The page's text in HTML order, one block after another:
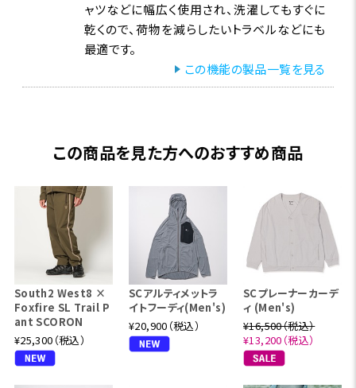
ャツなどに幅広く使用され、洗濯してもすぐに
乾くので、荷物を減らしたいトラベルなどにも
最適です。
この機能の製品一覧を見る
この商品を見た方へのおすすめ商品
South2 West8 ×
Foxfire SL Trail P
ant SCORON
¥25,300（税込）
SCアルティメットラ
イトフーディ(Men's)
¥20,900（税込）
SCプレーナーカーデ
ィ (Men's)
¥16,500（税込）
¥13,200（税込）